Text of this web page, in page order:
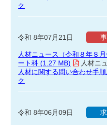
ク
令和 8年07月21日
人材ニュース（令和８年８
ート科 (1.27 MB)
人材ニ
人材に関する問い合わせ手
ク
令和 8年06月09日